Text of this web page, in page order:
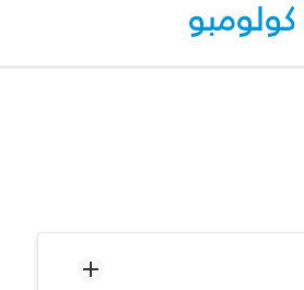
كولومبو